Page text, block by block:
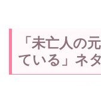
「未亡人の
ている」ネ